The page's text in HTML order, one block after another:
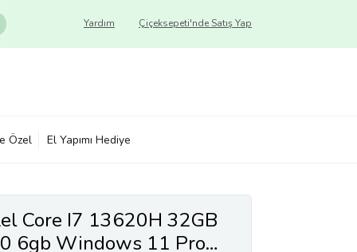
Çiçeksepeti'nde Satış Yap
Yardım
Özel El Yapımı Hediye
Core I7 13620H 32GB
6gb Windows 11 Pro